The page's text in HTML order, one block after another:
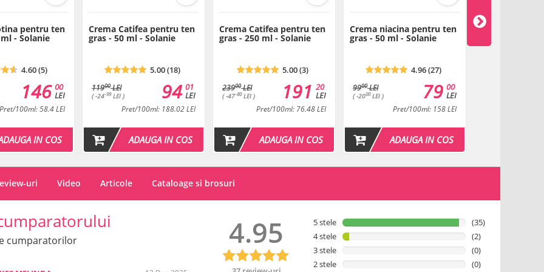
Termen de valabilitate: 12 luni de la prima deschidere a produsului.
Plan de tratament
Tratament pentru Ten Seboreic deshidratat
Descarca
Tratament pentru Ten Gras (Seboreic uleios)
Descarca
Plan de tratament
Tratament pentru Ten Gras, seboreic
Descarca
pentru ten
- Solanie
4.60 (5)
00
LEI
146
Pret/100ml: 58.4 LEI
IN COS
Crema Catifea pentru ten
gras - 50 ml - Solanie
5.00 (18)
11900LEI
( -24-99LEI )
01
LEI
94
Pret/100ml: 188.02 LEI
ADAUGA IN COS
Crema Catifea pentru ten
gras - 250 ml - Solanie
5.00 (3)
23900LEI
( -47-80LEI )
20
LEI
191
Pret/100ml: 76.48 LEI
ADAUGA IN COS
Crema niacina pentru ten
gras - 50 ml - Solanie
4.96 (27)
9900LEI
( -2000LEI )
00
LEI
79
Pret/100ml: 158 LEI
ADAUGA IN COS
Masca cu sulf
uri Video Articole Cataloage si brosuri
cumparatorilor 4.95 5 stele
(35)
4 stele
(2)
3 stele
(0)
2 stele
(0)